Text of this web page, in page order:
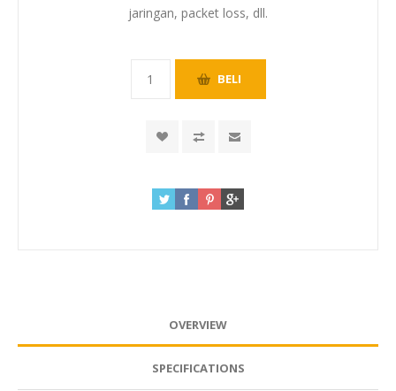
jaringan, packet loss, dll.
OVERVIEW
SPECIFICATIONS